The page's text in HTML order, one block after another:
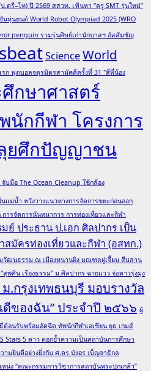
.ตรี–โท) ปี 2569 สสวท. เฟ้นหา “ครู SMT รุ่นใหม่”
หุ่นยนต์ World Robot Olympiad 2025 (WRO
penguin รวมรุ่นศิษย์เก่านักบาสฯ อัสสัมชัญ
ScienceWorld
ก ฟุตบอลจตุรมิตรสามัคคีครั้งที่ 31 "สี่พี่น้อง
กษาศาสตร์
นักกีฬา โครงการ
ยศึกปัญญาชน
จับมือ The Ocean Cleanup ใช้กล้อง
แม่น้ำ หวังวางแนวทางการจัดการขยะก่อนออก
ารจัดการนันทนาการ การท่องเที่ยวและกีฬา
ย์ ประธาน ป.เอก ศิลปากร เป็น
สมัครท่องเที่ยวและกีฬา (อสทก.)
วัฒนธรรม ณ เมืองหนานผิง มณฑลฝูเจี้ยน สืบสาน
สุพศิน เรืองธรรม" ม.ศิลปากร ฉายแวว จ่อดาวรุ่งมุ่ง
.กรุงเทพธนบุรี มอบรางวัล
ดีของฉัน” ประจำปี ๒๕๖๖ ผู้
อนรับพร้อมอัดฉีด ทัพนักกีฬาเอเชียน ยูธ เกมส์
Stars 5 ดาว ตอกย้ำความเป็นสถาบันการศึกษา
ามยินดีอย่างยิ่งกับ ศ.ดร.บังอร เบ็ญจาธิกุล
น่ง “คณะกรรมการวิชาการสถาบันพระปกเกล้า”